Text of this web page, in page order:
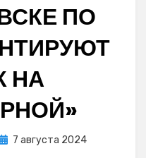
ПО
НА
Posted
7 августа 2024